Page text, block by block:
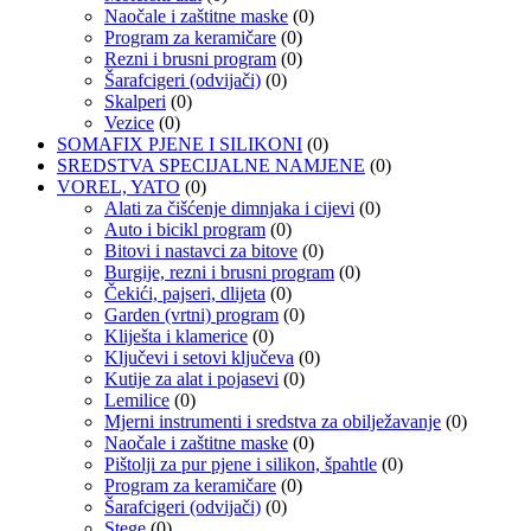
Naočale i zaštitne maske (0)
Program za keramičare (0)
Rezni i brusni program (0)
Šarafcigeri (odvijači) (0)
Skalperi (0)
Vezice (0)
SOMAFIX PJENE I SILIKONI (0)
SREDSTVA SPECIJALNE NAMJENE (0)
VOREL, YATO (0)
Alati za čišćenje dimnjaka i cijevi (0)
Auto i bicikl program (0)
Bitovi i nastavci za bitove (0)
Burgije, rezni i brusni program (0)
Čekići, pajseri, dlijeta (0)
Garden (vrtni) program (0)
Kliješta i klamerice (0)
Ključevi i setovi ključeva (0)
Kutije za alat i pojasevi (0)
Lemilice (0)
Mjerni instrumenti i sredstva za obilježavanje (0)
Naočale i zaštitne maske (0)
Pištolji za pur pjene i silikon, špahtle (0)
Program za keramičare (0)
Šarafcigeri (odvijači) (0)